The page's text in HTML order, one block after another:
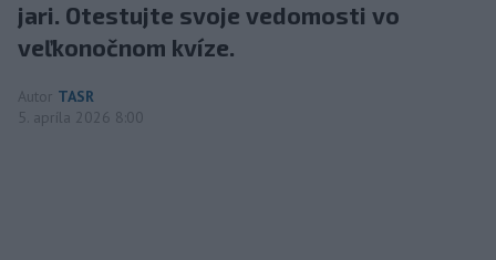
jari. Otestujte svoje vedomosti vo
veľkonočnom kvíze.
Autor TASR
5. apríla 2026 8:00